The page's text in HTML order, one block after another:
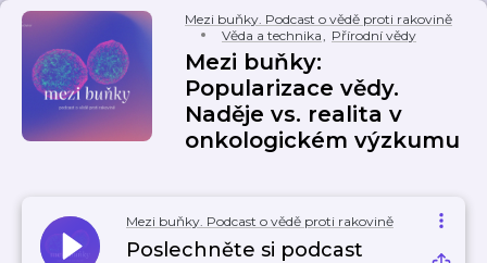
Mezi buňky. Podcast o vědě proti rakovině
Věda a technika, Přírodní vědy
Mezi buňky:
Popularizace vědy.
Naděje vs. realita v
onkologickém výzkumu
Mezi buňky. Podcast o vědě proti rakovině
Poslechněte si podcast